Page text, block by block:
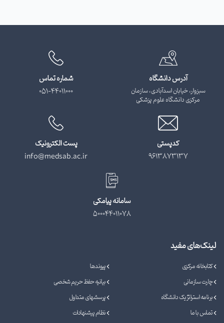
آدرس دانشگاه
سبزوار، خیابان اسدآبادی، سازمان
مرکزی دانشگاه علوم پزشکی
شماره تماس
051-44011000
کدپستی
9613873137
پست الکترونیک
info@medsab.ac.ir
سامانه پیامکی
500044011078
لینک‌های مفید
کتابخانه مرکزی
پیوندها
چارت سازمانی
بیانیه حفظ حریم شخصی
برنامه استراتژیک دانشگاه
پرسشهای متداول
تماس با ما
نظام پیشنهادات